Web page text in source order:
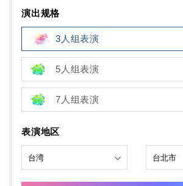
演出规格
3人组表演
5人组表演
7人组表演
表演地区